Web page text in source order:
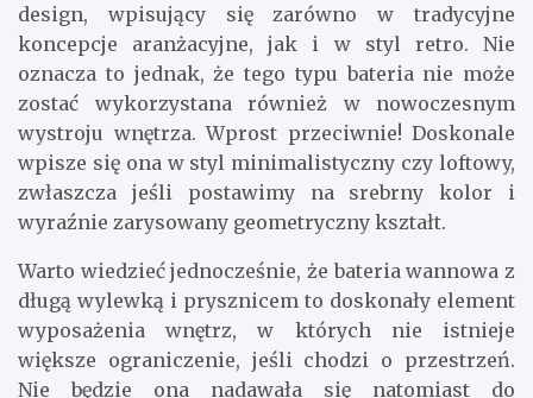
design, wpisujący się zarówno w tradycyjne
koncepcje aranżacyjne, jak i w styl retro. Nie
oznacza to jednak, że tego typu bateria nie może
zostać wykorzystana również w nowoczesnym
wystroju wnętrza. Wprost przeciwnie! Doskonale
wpisze się ona w styl minimalistyczny czy loftowy,
zwłaszcza jeśli postawimy na srebrny kolor i
wyraźnie zarysowany geometryczny kształt.
Warto wiedzieć jednocześnie, że bateria wannowa z
długą wylewką i prysznicem to doskonały element
wyposażenia wnętrz, w których nie istnieje
większe ograniczenie, jeśli chodzi o przestrzeń.
Nie będzie ona nadawała się natomiast do